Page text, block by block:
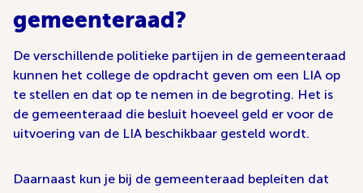
gemeenteraad?
De verschillende politieke partijen in de gemeenteraad
kunnen het college de opdracht geven om een LIA op
te stellen en dat op te nemen in de begroting. Het is
de gemeenteraad die besluit hoeveel geld er voor de
uitvoering van de LIA beschikbaar gesteld wordt.
Daarnaast kun je bij de gemeenteraad bepleiten dat